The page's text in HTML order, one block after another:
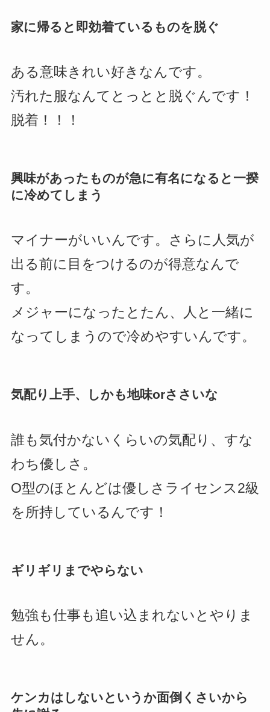
家に帰ると即効着ているものを脱ぐ
ある意味きれい好きなんです。
汚れた服なんてとっとと脱ぐんです！
脱着！！！
興味があったものが急に有名になると一揆
に冷めてしまう
マイナーがいいんです。さらに人気が
出る前に目をつけるのが得意なんで
す。
メジャーになったとたん、人と一緒に
なってしまうので冷めやすいんです。
気配り上手、しかも地味orささいな
誰も気付かないくらいの気配り、すな
わち優しさ。
O型のほとんどは優しさライセンス2級
を所持しているんです！
ギリギリまでやらない
勉強も仕事も追い込まれないとやりま
せん。
ケンカはしないというか面倒くさいから